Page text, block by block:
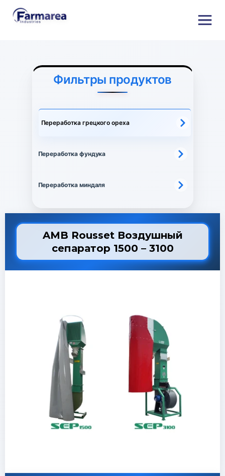
Фильтры продуктов
Переработка грецкого ореха
Переработка фундука
Переработка миндаля
AMB Rousset Воздушный
сепаратор 1500 – 3100